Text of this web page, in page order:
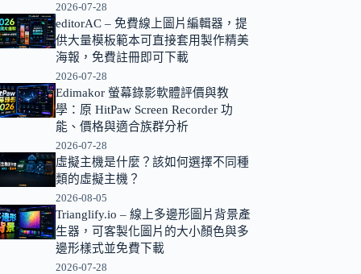
2026-07-28
editorAC – 免費線上圖片編輯器，提
供大量模板範本可直接套用製作精美
海報，免費註冊即可下載
2026-07-28
Edimakor 螢幕錄影軟體評價與教
學：原 HitPaw Screen Recorder 功
能、價格與適合族群分析
2026-07-28
虛擬主機是什麼？該如何選擇不同種
類的虛擬主機？
2026-08-05
Trianglify.io – 線上多邊形圖片背景產
生器，可客製化圖片的大小顏色與多
邊形樣式並免費下載
2026-07-28